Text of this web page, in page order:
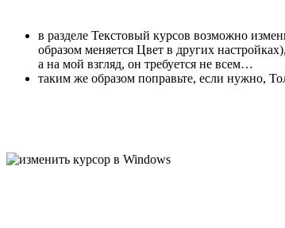
в разделе Текстовый курсов возможно
образом меняется Цвет в других
а на мой взгляд, он требуется не всем…
таким же образом поправьте, если нужно,